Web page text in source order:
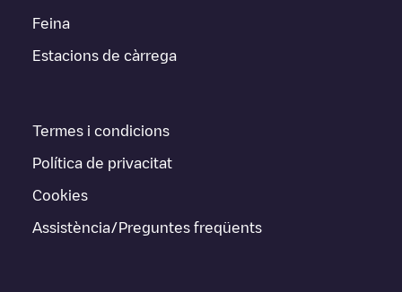
Feina
Estacions de càrrega
Termes i condicions
Política de privacitat
Cookies
Assistència/Preguntes freqüents